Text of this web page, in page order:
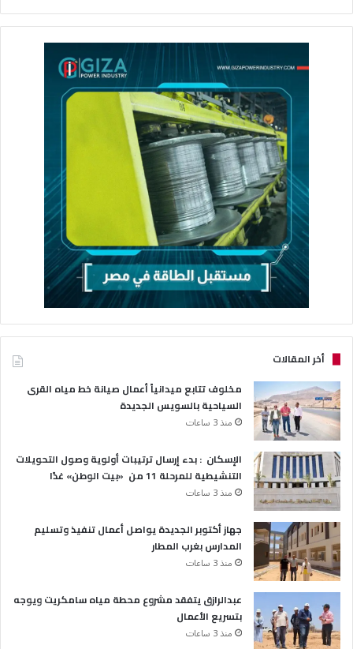
أخر المقالات
مخلوف تتابع ميدانياً أعمال صيانة خط مياه القرى
السياحية بالسويس الجديدة
منذ 3 ساعات
الإسكان : بدء إرسال ترتيبات أولوية وصول التحويلات
التنشيطية للمرحلة 11 من «بيت الوطن» غدًا
منذ 3 ساعات
جهاز أكتوبر الجديدة يواصل أعمال تنفيذ وتسليم
المدارس بغرب المطار
منذ 3 ساعات
عبدالرازق يتفقد مشروع محطة مياه سامكريت ويوجه
بتسريع الأعمال
منذ 3 ساعات